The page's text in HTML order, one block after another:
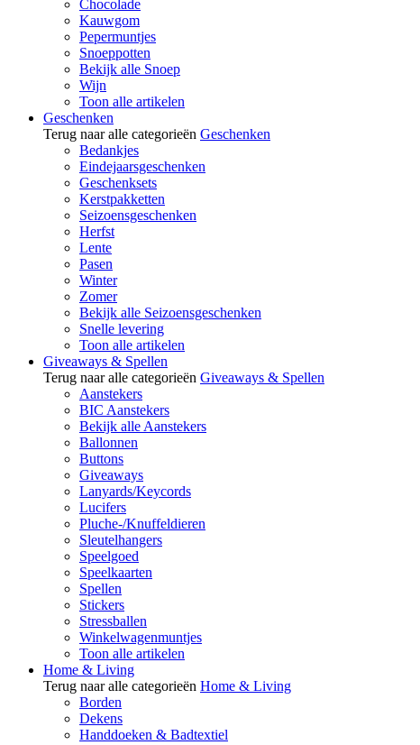
Chocolade
Kauwgom
Pepermuntjes
Snoeppotten
Bekijk alle Snoep
Wijn
Toon alle artikelen
Geschenken
Terug naar alle categorieën Geschenken
Bedankjes
Eindejaarsgeschenken
Geschenksets
Kerstpakketten
Seizoensgeschenken
Herfst
Lente
Pasen
Winter
Zomer
Bekijk alle Seizoensgeschenken
Snelle levering
Toon alle artikelen
Giveaways & Spellen
Terug naar alle categorieën Giveaways & Spellen
Aanstekers
BIC Aanstekers
Bekijk alle Aanstekers
Ballonnen
Buttons
Giveaways
Lanyards/Keycords
Lucifers
Pluche-/Knuffeldieren
Sleutelhangers
Speelgoed
Speelkaarten
Spellen
Stickers
Stressballen
Winkelwagenmuntjes
Toon alle artikelen
Home & Living
Terug naar alle categorieën Home & Living
Borden
Dekens
Handdoeken & Badtextiel